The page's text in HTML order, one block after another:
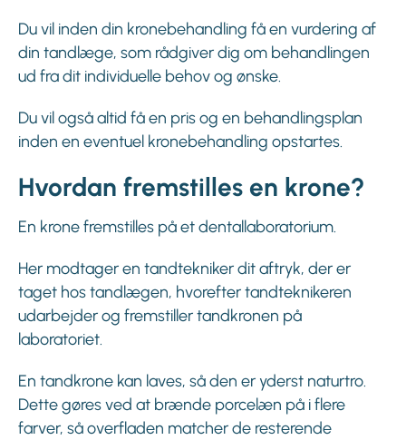
Du vil inden din kronebehandling få en vurdering af
din tandlæge, som rådgiver dig om behandlingen
ud fra dit individuelle behov og ønske.
Du vil også altid få en pris og en behandlingsplan
inden en eventuel kronebehandling opstartes.
Hvordan fremstilles en krone?
En krone fremstilles på et dentallaboratorium.
Her modtager en tandtekniker dit aftryk, der er
taget hos tandlægen, hvorefter tandteknikeren
udarbejder og fremstiller tandkronen på
laboratoriet.
En tandkrone kan laves, så den er yderst naturtro.
Dette gøres ved at brænde porcelæn på i flere
farver, så overfladen matcher de resterende